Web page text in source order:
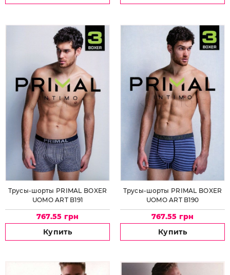
Трусы-шорты PRIMAL BOXER
UOMO ART B191
767.55 грн
Купить
Трусы-шорты PRIMAL BOXER
UOMO ART B190
767.55 грн
Купить